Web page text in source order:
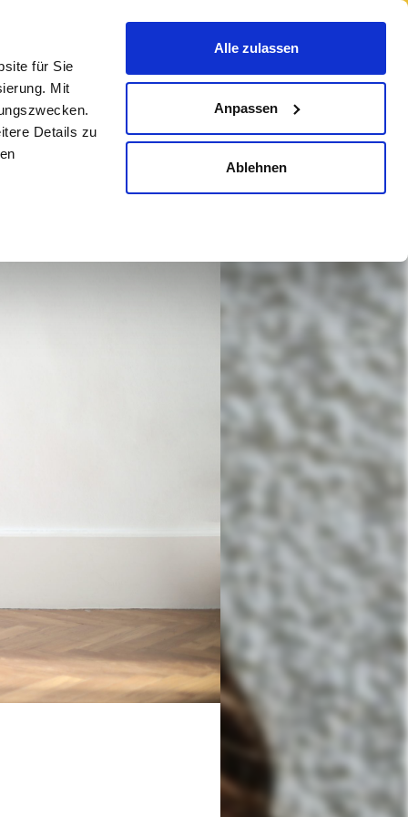
für Sie
Mit
Details zu
Alle zulassen
Anpassen
Ablehnen